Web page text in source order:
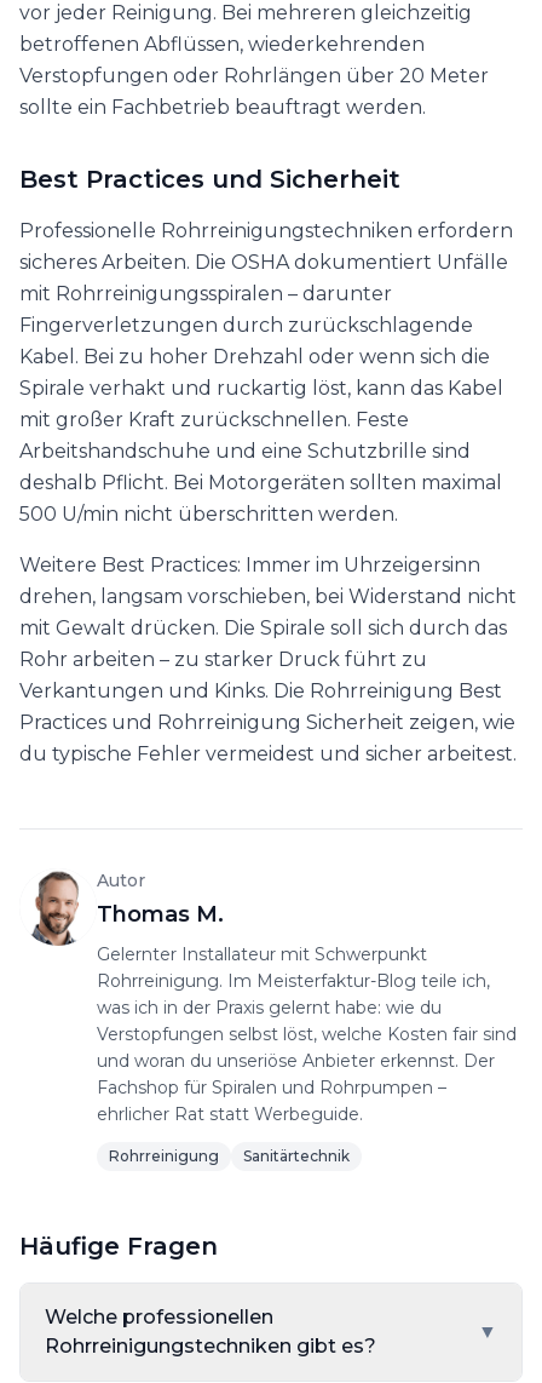
vor jeder Reinigung. Bei mehreren gleichzeitig
betroffenen Abflüssen, wiederkehrenden
Verstopfungen oder Rohrlängen über 20 Meter
sollte ein Fachbetrieb beauftragt werden.
Best Practices und Sicherheit
Professionelle Rohrreinigungstechniken erfordern
sicheres Arbeiten. Die OSHA dokumentiert Unfälle
mit Rohrreinigungsspiralen – darunter
Fingerverletzungen durch zurückschlagende
Kabel. Bei zu hoher Drehzahl oder wenn sich die
Spirale verhakt und ruckartig löst, kann das Kabel
mit großer Kraft zurückschnellen. Feste
Arbeitshandschuhe und eine Schutzbrille sind
deshalb Pflicht. Bei Motorgeräten sollten maximal
500 U/min nicht überschritten werden.
Weitere Best Practices: Immer im Uhrzeigersinn
drehen, langsam vorschieben, bei Widerstand nicht
mit Gewalt drücken. Die Spirale soll sich durch das
Rohr arbeiten – zu starker Druck führt zu
Verkantungen und Kinks. Die Rohrreinigung Best
Practices und Rohrreinigung Sicherheit zeigen, wie
du typische Fehler vermeidest und sicher arbeitest.
Autor
Thomas M.
Gelernter Installateur mit Schwerpunkt
Rohrreinigung. Im Meisterfaktur-Blog teile ich,
was ich in der Praxis gelernt habe: wie du
Verstopfungen selbst löst, welche Kosten fair sind
und woran du unseriöse Anbieter erkennst. Der
Fachshop für Spiralen und Rohrpumpen –
ehrlicher Rat statt Werbeguide.
Rohrreinigung Sanitärtechnik
Häufige Fragen
Welche professionellen
Rohrreinigungstechniken gibt es?
▼